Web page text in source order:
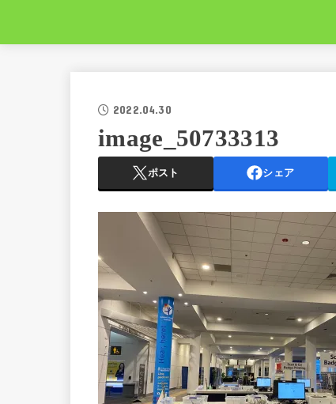
2022.04.30
image_50733313
ポスト シェア